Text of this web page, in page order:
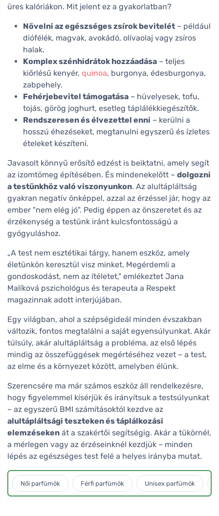
üres kalóriákon. Mit jelent ez a gyakorlatban?
Növelni az egészséges zsírok bevitelét – például
diófélék, magvak, avokádó, olívaolaj vagy zsíros
halak.
Komplex szénhidrátok hozzáadása – teljes
kiőrlésű kenyér, quinoa, burgonya, édesburgonya,
zabpehely.
Fehérjebevitel támogatása – hüvelyesek, tofu,
tojás, görög joghurt, esetleg táplálékkiegészítők.
Rendszeresen és élvezettel enni – kerülni a
hosszú éhezéseket, megtanulni egyszerű és ízletes
ételeket készíteni.
Javasolt könnyű erősítő edzést is beiktatni, amely segít
az izomtömeg építésében. És mindenekelőtt – dolgozni
a testünkhöz való viszonyunkon. Az alultápláltság
gyakran negatív önképpel, azzal az érzéssel jár, hogy az
ember "nem elég jó". Pedig éppen az önszeretet és az
érzékenység a testünk iránt kulcsfontosságú a
gyógyuláshoz.
„A test nem esztétikai tárgy, hanem eszköz, amely
életünkön keresztül visz minket. Megérdemli a
gondoskodást, nem az ítéletet," emlékeztet Jana
Malíková pszichológus és terapeuta a Respekt
magazinnak adott interjújában.
Egy világban, ahol a szépségideál minden évszakban
változik, fontos megtalálni a saját egyensúlyunkat. Akár
túlsúly, akár alultápláltság a probléma, az első lépés
mindig az összefüggések megértéséhez vezet – a test,
az elme és a környezet között, amelyben élünk.
Szerencsére ma már számos eszköz áll rendelkezésre,
hogy figyelemmel kísérjük és irányítsuk a testsúlyunkat
– az egyszerű BMI számításoktól kezdve az
alultápláltsági teszteken és táplálkozási
elemzéseken át a szakértői segítségig. Akár a tükörnél,
a mérlegen vagy az érzéseinknél kezdjük – minden
lépés az egészséges test felé a helyes irányba mutat.
Női parfümök Férfi parfümök Unisex parfümök